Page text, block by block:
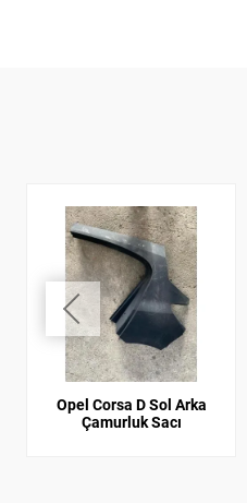
Opel Corsa D Sol Arka
Çamurluk Sacı